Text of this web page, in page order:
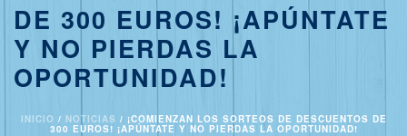
DE 300 EUROS! ¡APÚNTATE
Y NO PIERDAS LA
OPORTUNIDAD!
INICIO / NOTICIAS / ¡COMIENZAN LOS SORTEOS DE DESCUENTOS DE
300 EUROS! ¡APÚNTATE Y NO PIERDAS LA OPORTUNIDAD!